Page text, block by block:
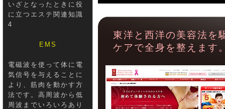
いざとなったときに役
に立つエステ関連知識
4
EMS
電磁波を使って体に電
気信号を与えることに
より、筋肉を動かす方
法です。高周波から低
周波までいろいろあり
東洋と西洋の美容法を
ケアで全身を整えます